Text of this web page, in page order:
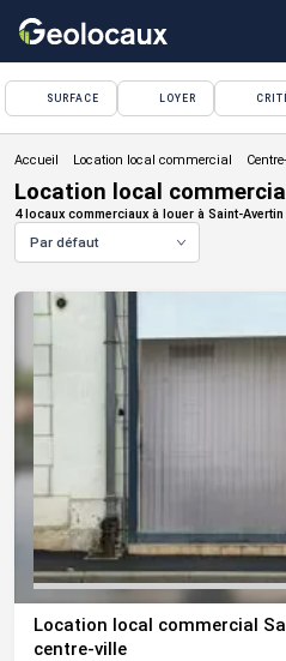
SURFACE LOYER
Location local commercial
Location local
4 locaux commerciaux à louer à Saint-Avertin
Par défaut
Location local commercial
centre-ville